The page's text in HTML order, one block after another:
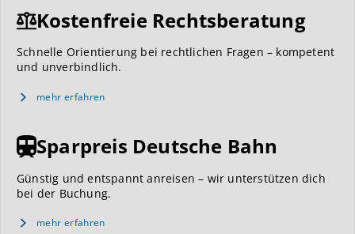
Kostenfreie Rechtsberatung
Schnelle Orientierung bei rechtlichen Fragen – kompetent
und unverbindlich.
mehr erfahren
Sparpreis Deutsche Bahn
Günstig und entspannt anreisen – wir unterstützen dich
bei der Buchung.
mehr erfahren